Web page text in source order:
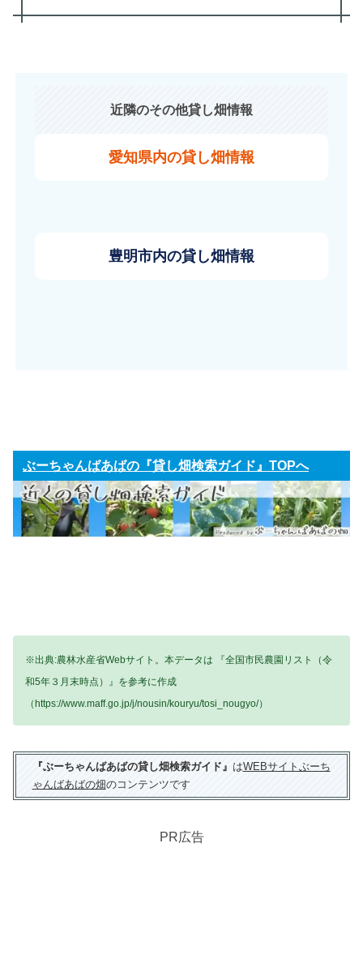
近隣のその他貸し畑情報
愛知県内の貸し畑情報
豊明市内の貸し畑情報
ぶーちゃんばあばの『貸し畑検索ガイド』TOPへ
※出典:農林水産省Webサイト。本データは 『全国市民農園リスト（令
和5年３月末時点）』を参考に作成
（https://www.maff.go.jp/j/nousin/kouryu/tosi_nougyo/）
『ぶーちゃんばあばの貸し畑検索ガイド』 はWEBサイトぶーち
ゃんばあばの畑のコンテンツです
PR広告